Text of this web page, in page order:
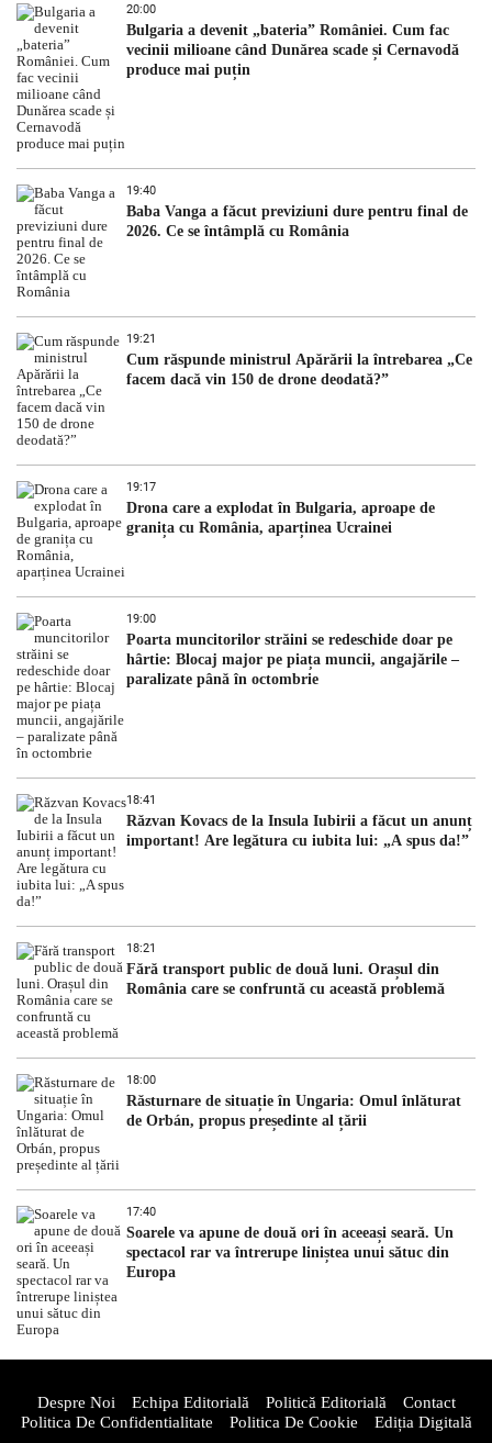
20:00
Bulgaria a devenit „bateria” României. Cum fac
vecinii milioane când Dunărea scade și Cernavodă
produce mai puțin
19:40
Baba Vanga a făcut previziuni dure pentru final de
2026. Ce se întâmplă cu România
19:21
Cum răspunde ministrul Apărării la întrebarea „Ce
facem dacă vin 150 de drone deodată?”
19:17
Drona care a explodat în Bulgaria, aproape de
granița cu România, aparținea Ucrainei
19:00
Poarta muncitorilor străini se redeschide doar pe
hârtie: Blocaj major pe piața muncii, angajările –
paralizate până în octombrie
18:41
Răzvan Kovacs de la Insula Iubirii a făcut un anunț
important! Are legătura cu iubita lui: „A spus da!”
18:21
Fără transport public de două luni. Orașul din
România care se confruntă cu această problemă
18:00
Răsturnare de situație în Ungaria: Omul înlăturat
de Orbán, propus președinte al țării
17:40
Soarele va apune de două ori în aceeași seară. Un
spectacol rar va întrerupe liniștea unui sătuc din
Europa
Despre Noi Echipa Editorială Politică Editorială
Contact
Politica De Confidentialitate
Politica De Cookie Ediția Digitală